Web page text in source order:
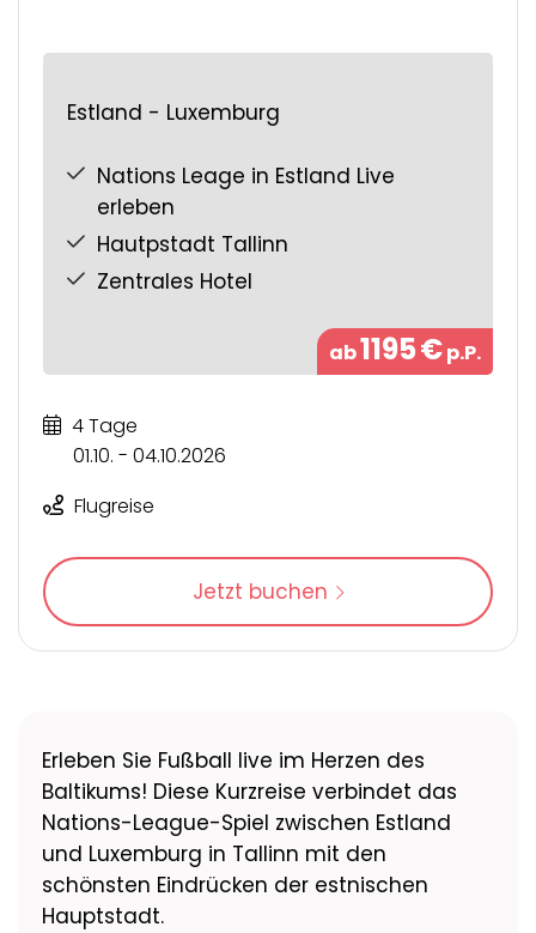
Estland - Luxemburg
Nations Leage in Estland Live
erleben
Hautpstadt Tallinn
Zentrales Hotel
ab1195€p.P.
4 Tage
01.10. - 04.10.2026
Flugreise
Jetzt buchen
Erleben Sie Fußball live im Herzen des
Baltikums! Diese Kurzreise verbindet das
Nations-League-Spiel zwischen Estland
und Luxemburg in Tallinn mit den
schönsten Eindrücken der estnischen
Hauptstadt.